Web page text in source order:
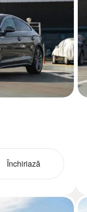
Închiriază